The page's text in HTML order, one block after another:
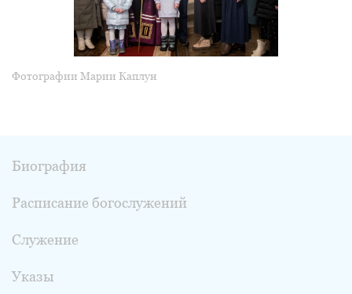
Фотографии Марии Каплун
Биография
Расписание богослужений
Служение
Указы